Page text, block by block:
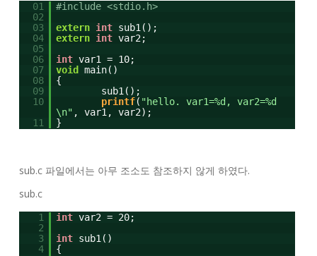
01
#include <stdio.h>
02
03
extern int sub1();
04
extern int var2;
05
06
int var1 = 10;
07
void
main()
08
{
09
sub1();
10
printf( "hello. var1=%d, var2=%d
\n" , var1, var2);
11
}
sub.c 파일에서는 아무 조소도 참조하지 않게 하였다.
sub.c
1 int var2 = 20;
2
3
int sub1()
4
{